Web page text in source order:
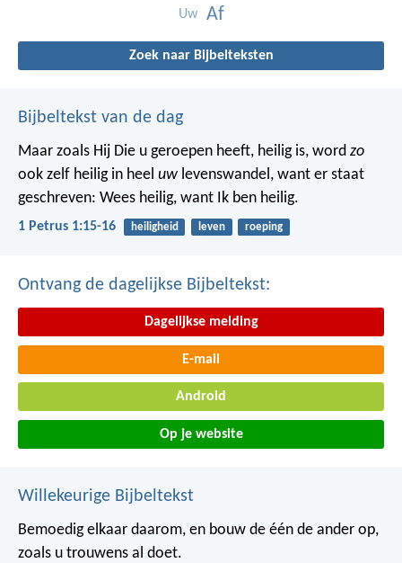
Uw Af
Zoek naar Bijbelteksten
Bijbeltekst van de dag
Maar zoals Hij Die u geroepen heeft, heilig is, word zo
ook zelf heilig in heel uw levenswandel, want er staat
geschreven: Wees heilig, want Ik ben heilig.
1 Petrus 1:15-16 heiligheid leven roeping
Ontvang de dagelijkse Bijbeltekst:
Dagelijkse melding
E-mail
Android
Op je website
Willekeurige Bijbeltekst
Bemoedig elkaar daarom, en bouw de één de ander op,
zoals u trouwens al doet.